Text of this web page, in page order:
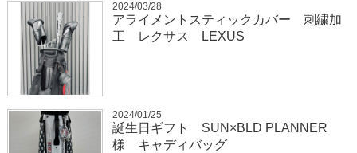
2024/03/28
アライメントスティックカバー 刺繍加
工 レクサス LEXUS
2024/01/25
誕生日ギフト SUN×BLD PLANNER
様 キャディバッグ